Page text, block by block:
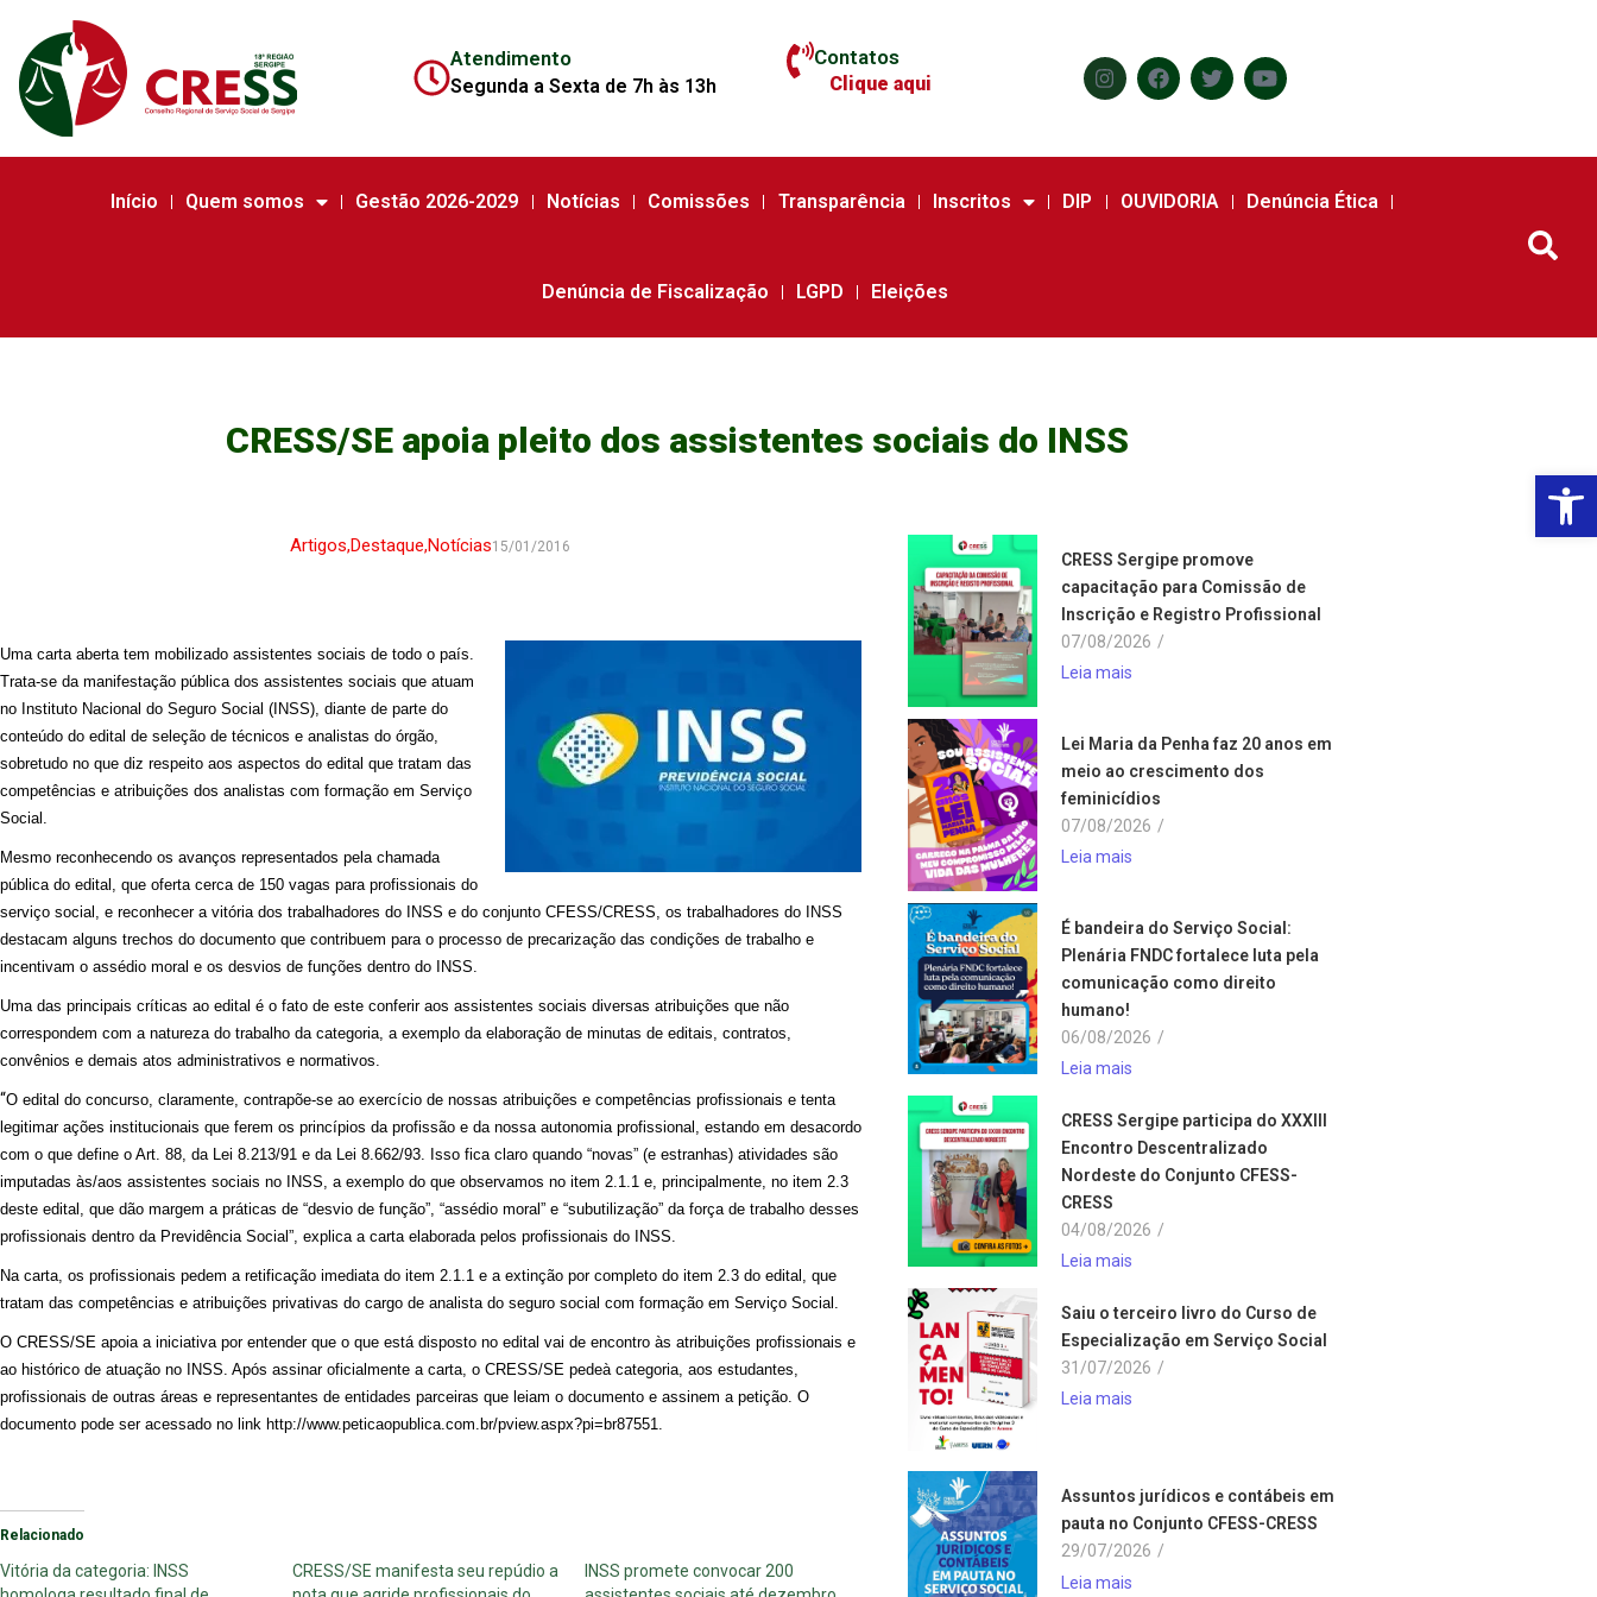
Atendimento
Segunda a Sexta de 7h às 13h
Contatos
Clique aqui
Início Quem somos Gestão 2026-2029 Notícias Comissões Transparência Inscritos DIP OUVIDORIA Denúncia Ética
Denúncia de Fiscalização LGPD Eleições
CRESS/SE apoia pleito dos assistentes sociais do INSS
Artigos,Destaque,Notícias15/01/2016
Uma carta aberta tem mobilizado assistentes sociais de todo o país.
Trata-se da manifestação pública dos assistentes sociais que atuam
no Instituto Nacional do Seguro Social (INSS), diante de parte do
conteúdo do edital de seleção de técnicos e analistas do órgão,
sobretudo no que diz respeito aos aspectos do edital que tratam das
competências e atribuições dos analistas com formação em Serviço
Social.
Mesmo reconhecendo os avanços representados pela chamada
pública do edital, que oferta cerca de 150 vagas para profissionais do
serviço social, e reconhecer a vitória dos trabalhadores do INSS e do conjunto CFESS/CRESS, os trabalhadores do INSS
destacam alguns trechos do documento que contribuem para o processo de precarização das condições de trabalho e
incentivam o assédio moral e os desvios de funções dentro do INSS.
Uma das principais críticas ao edital é o fato de este conferir aos assistentes sociais diversas atribuições que não
correspondem com a natureza do trabalho da categoria, a exemplo da elaboração de minutas de editais, contratos,
convênios e demais atos administrativos e normativos.
“O edital do concurso, claramente, contrapõe-se ao exercício de nossas atribuições e competências profissionais e tenta
legitimar ações institucionais que ferem os princípios da profissão e da nossa autonomia profissional, estando em desacordo
com o que define o Art. 88, da Lei 8.213/91 e da Lei 8.662/93. Isso fica claro quando “novas” (e estranhas) atividades são
imputadas às/aos assistentes sociais no INSS, a exemplo do que observamos no item 2.1.1 e, principalmente, no item 2.3
deste edital, que dão margem a práticas de “desvio de função”, “assédio moral” e “subutilização” da força de trabalho desses
profissionais dentro da Previdência Social”, explica a carta elaborada pelos profissionais do INSS.
Na carta, os profissionais pedem a retificação imediata do item 2.1.1 e a extinção por completo do item 2.3 do edital, que
tratam das competências e atribuições privativas do cargo de analista do seguro social com formação em Serviço Social.
O CRESS/SE apoia a iniciativa por entender que o que está disposto no edital vai de encontro às atribuições profissionais e
ao histórico de atuação no
INSS. Após assinar oficialmente a carta, o CRESS/SE pedeàcategoria, aos estudantes,
profissionais de outras áreas e representantes de entidades parceiras que leiam o documento e assinem a petição. O
documento pode ser acessado no link http://www.peticaopublica.com.br/pview.aspx?pi=br87551.
Relacionado
Vitória da categoria: INSS
CRESS/SE manifesta seu repúdio a
INSS promete convocar 200
CRESS Sergipe promove
capacitação para Comissão de
Inscrição e Registro Profissional
07/08/2026 /
Leia mais
Lei Maria da Penha faz 20 anos em
meio ao crescimento dos
feminicídios
07/08/2026 /
Leia mais
É bandeira do Serviço Social:
Plenária FNDC fortalece luta pela
comunicação como direito
humano!
06/08/2026 /
Leia mais
CRESS Sergipe participa do XXXIII
Encontro Descentralizado
Nordeste do Conjunto CFESS-
CRESS
04/08/2026 /
Leia mais
Saiu o terceiro livro do Curso de
Especialização em Serviço Social
31/07/2026 /
Leia mais
Assuntos jurídicos e contábeis em
pauta no Conjunto CFESS-CRESS
29/07/2026 /
Leia mais